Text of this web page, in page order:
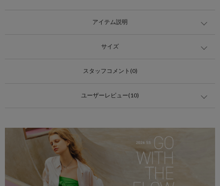
アイテム説明
サイズ
スタッフコメント(0)
ユーザーレビュー(10)